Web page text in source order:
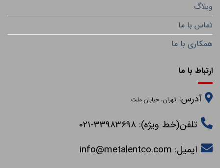
وبلاگ
تماس با ما
همکاری با ما
ارتباط با ما
آدرس:تهران، خیابان ملت
تلفن(خط ویژه): 33983698-021
ایمیل:info@metalentco.com